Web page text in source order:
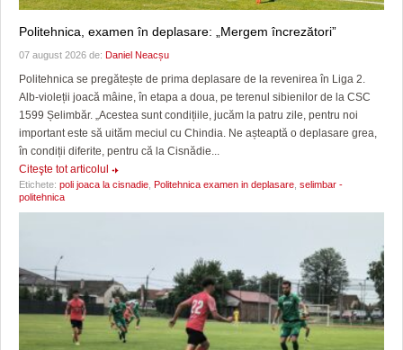
Politehnica, examen în deplasare: „Mergem încrezători”
07 august 2026 de: Daniel Neacșu
Politehnica se pregătește de prima deplasare de la revenirea în Liga 2.
Alb-violeții joacă mâine, în etapa a doua, pe terenul sibienilor de la CSC
1599 Șelimbăr. „Acestea sunt condițiile, jucăm la patru zile, pentru noi
important este să uităm meciul cu Chindia. Ne așteaptă o deplasare grea,
în condiții diferite, pentru că la Cisnădie...
Citeşte tot articolul
Etichete: poli joaca la cisnadie, Politehnica examen in deplasare, selimbar -
politehnica